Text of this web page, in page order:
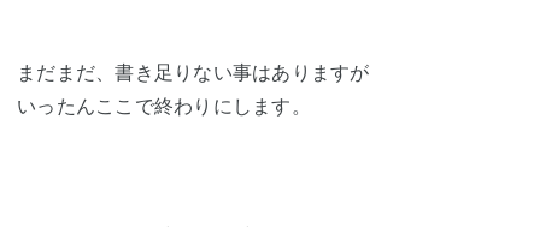
まだまだ、書き足りない事はありますが
いったんここで終わりにします。